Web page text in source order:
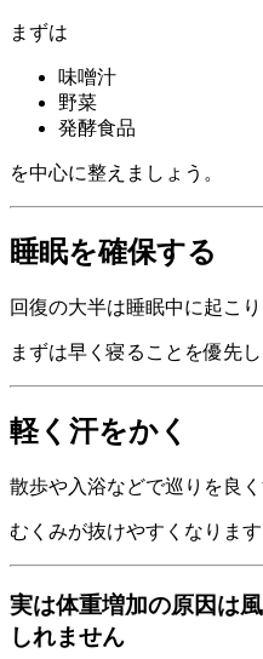
まずは
味噌汁
野菜
発酵食品
を中心に整えましょう。
睡眠を確保する
回復の大半は睡眠中に起こり
まずは早く寝ることを優先し
軽く汗をかく
散歩や入浴などで巡りを良く
むくみが抜けやすくなります
実は体重増加の原因は
しれません